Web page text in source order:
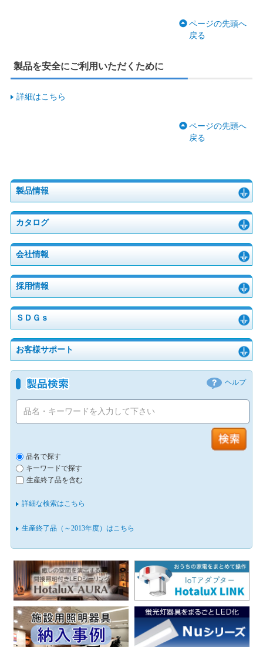
製品情報
カタログ
会社情報
採用情報
ＳＤＧｓ
お客様サポート
ヘルプ
品名で探す
キーワードで探す
生産終了品を含む
詳細な検索はこちら
生産終了品（～2013年度）はこちら
ページの先頭へ
戻る
製品を安全にご利用いただくために
詳細はこちら
ページの先頭へ
戻る